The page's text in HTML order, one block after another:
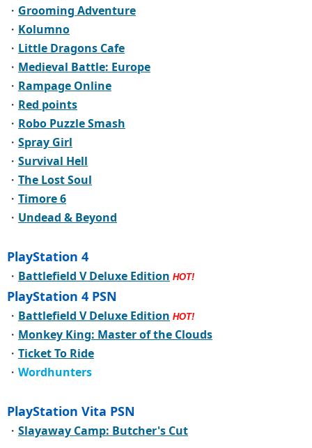
・ Grooming Adventure
・ Kolumno
・ Little Dragons Cafe
・ Medieval Battle: Europe
・ Rampage Online
・ Red points
・ Robo Puzzle Smash
・ Spray Girl
・ Survival Hell
・ The Lost Soul
・ Timore 6
・ Undead & Beyond
PlayStation 4
・ Battlefield V Deluxe Edition HOT!
PlayStation 4 PSN
・ Battlefield V Deluxe Edition HOT!
・ Monkey King: Master of the Clouds
・ Ticket To Ride
・ Wordhunters
PlayStation Vita PSN
・ Slayaway Camp: Butcher's Cut